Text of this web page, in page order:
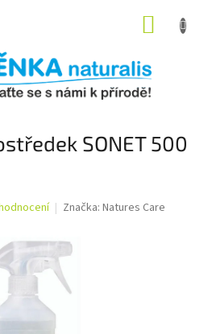
SONET 500
Značka: Natures Care